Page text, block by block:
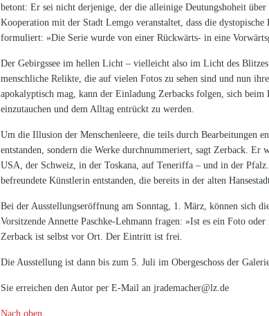
betont: Er sei nicht derjenige, der die alleinige Deutungshoheit
Kooperation mit der Stadt Lemgo veranstaltet, dass die
formuliert: »Die Serie wurde von einer Rückwärts- in eine
Der Gebirgssee im hellen Licht – vielleicht also im Licht des
menschliche Relikte, die auf vielen Fotos zu sehen sind und nun
apokalyptisch mag, kann der Einladung Zerbacks folgen, sich
einzutauchen und dem Alltag entrückt zu werden.
Um die Illusion der Menschenleere, die teils durch Bearbeitungen
entstanden, sondern die Werke durchnummeriert, sagt Zerback.
USA, der Schweiz, in der Toskana, auf Teneriffa – und in der
befreundete Künstlerin entstanden, die bereits in der alten
Bei der Ausstellungseröffnung am Sonntag, 1. März, können sich
Vorsitzende Annette Paschke-Lehmann fragen: »Ist es ein Foto
Zerback ist selbst vor Ort. Der Eintritt ist frei.
Die Ausstellung ist dann bis zum 5. Juli im Obergeschoss der
Sie erreichen den Autor per E-Mail an jrademacher@lz.de
Nach oben